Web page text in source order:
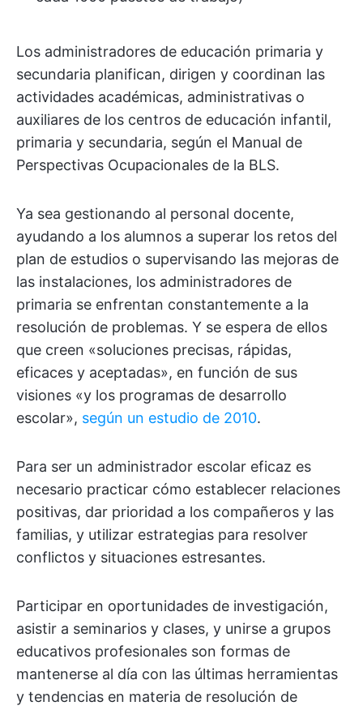
Los administradores de educación primaria y
secundaria planifican, dirigen y coordinan las
actividades académicas, administrativas o
auxiliares de los centros de educación infantil,
primaria y secundaria, según el Manual de
Perspectivas Ocupacionales de la BLS.
Ya sea gestionando al personal docente,
ayudando a los alumnos a superar los retos del
plan de estudios o supervisando las mejoras de
las instalaciones, los administradores de
primaria se enfrentan constantemente a la
resolución de problemas. Y se espera de ellos
que creen «soluciones precisas, rápidas,
eficaces y aceptadas», en función de sus
visiones «y los programas de desarrollo
escolar», según un estudio de 2010.
Para ser un administrador escolar eficaz es
necesario practicar cómo establecer relaciones
positivas, dar prioridad a los compañeros y las
familias, y utilizar estrategias para resolver
conflictos y situaciones estresantes.
Participar en oportunidades de investigación,
asistir a seminarios y clases, y unirse a grupos
educativos profesionales son formas de
mantenerse al día con las últimas herramientas
y tendencias en materia de resolución de